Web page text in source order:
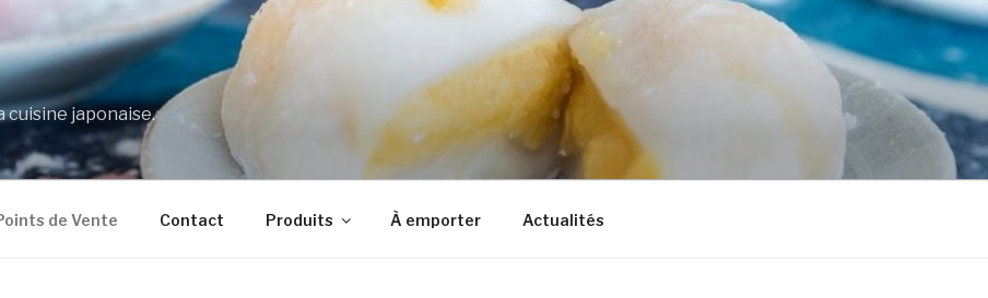
cuisine japonaise.
de Vente Contact Produits À emporter Actualités